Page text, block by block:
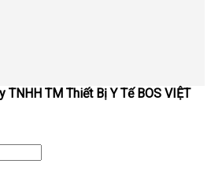
TNHH TM Thiết Bị Y Tế BOS VIỆT